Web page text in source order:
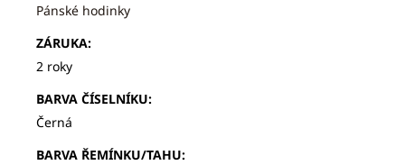
Pánské hodinky
ZÁRUKA:
2 roky
BARVA ČÍSELNÍKU:
Černá
BARVA ŘEMÍNKU/TAHU: